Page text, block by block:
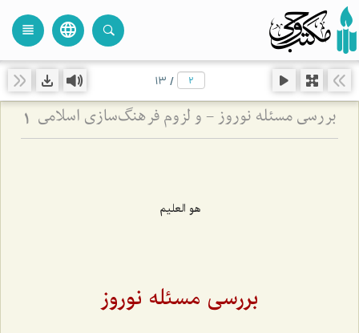
language
view_headline
/
13
بررسی مسئله نوروز - و لزوم فرهنگ‌سازی اسلامی 1
هو العلیم
بررسی مسئله نوروز